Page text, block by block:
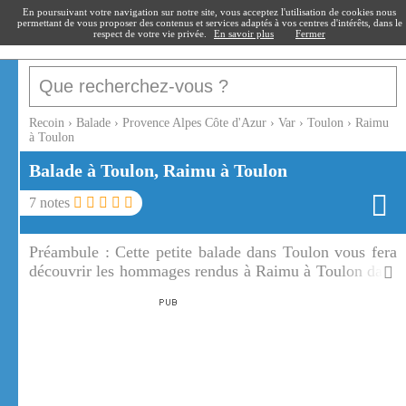
recoin.fr
Recoin › Balade › Provence Alpes Côte d'Azur › Var › Toulon › Raimu
à Toulon
Balade à Toulon, Raimu à Toulon
7 notes
Préambule :Cette petite balade dans Toulon vous fera
découvrir les hommages rendus à Raimu à Toulon dans
une fresque, des statues de bronze, ...
En poursuivant votre navigation sur notre site, vous acceptez l'utilisation de cookies nous
permettant de vous proposer des contenus et services adaptés à vos centres d'intérêts, dans le
respect de votre vie privée.
En savoir plus Fermer